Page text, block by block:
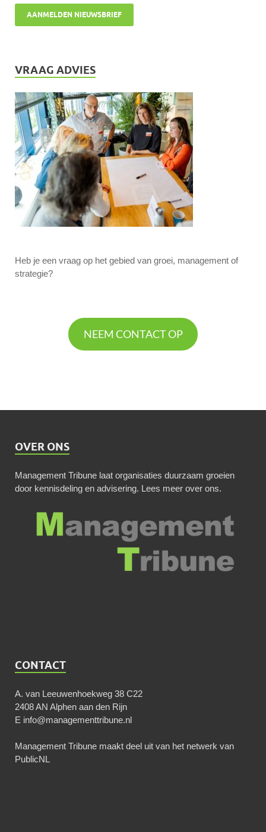
VRAAG ADVIES
Heb je een vraag op het gebied van groei, management of
strategie?
NEEM CONTACT OP
OVER ONS
Management Tribune laat organisaties duurzaam groeien
door kennisdeling en advisering. Lees meer over ons.
CONTACT
A. van Leeuwenhoekweg 38 C22
2408 AN Alphen aan den Rijn
E info@managementtribune.nl
Management Tribune maakt deel uit van het netwerk van
PublicNL